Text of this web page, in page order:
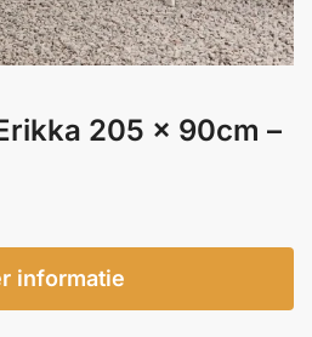
205 x 90cm –
informatie